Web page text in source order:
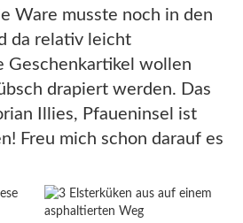
Ware musste noch in den
da relativ leicht
Geschenkartikel wollen
drapiert werden. Das
Illies, Pfaueninsel ist
Freu mich schon darauf es